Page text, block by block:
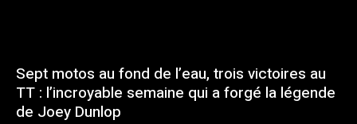
Sept motos au fond de l’eau, trois victoires au
TT : l’incroyable semaine qui a forgé la légende
de Joey Dunlop